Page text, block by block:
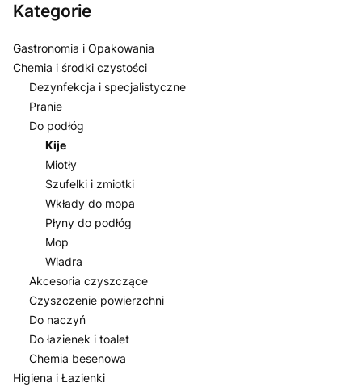
Kategorie
Gastronomia i Opakowania
Chemia i środki czystości
Dezynfekcja i specjalistyczne
Pranie
Do podłóg
Kije
Miotły
Szufelki i zmiotki
Wkłady do mopa
Płyny do podłóg
Mop
Wiadra
Akcesoria czyszczące
Czyszczenie powierzchni
Do naczyń
Do łazienek i toalet
Chemia besenowa
Higiena i Łazienki